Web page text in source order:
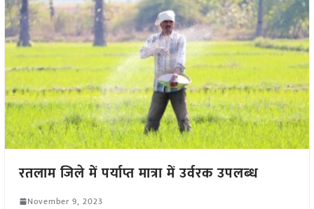
रतलाम जिले में पर्याप्त मात्रा में उर्वरक उपलब्‍ध
November 9, 2023